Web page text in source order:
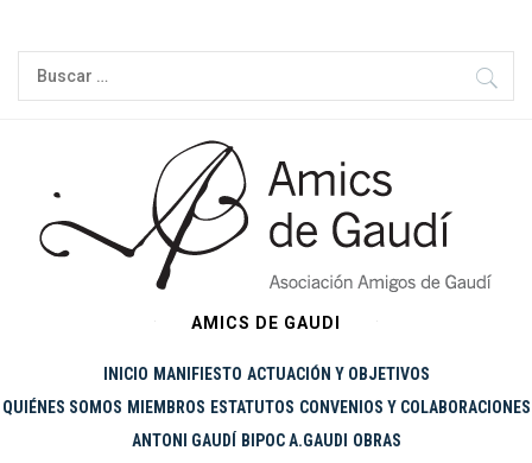
contenido
Buscar:
AMICS DE GAUDI
INICIO MANIFIESTO ACTUACIÓN Y OBJETIVOS
QUIÉNES SOMOS MIEMBROS ESTATUTOS CONVENIOS Y COLABORACIONES
ANTONI GAUDÍ
BIPOC A.GAUDI
OBRAS